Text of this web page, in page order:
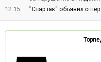
12:15
"Спартак" объявил о